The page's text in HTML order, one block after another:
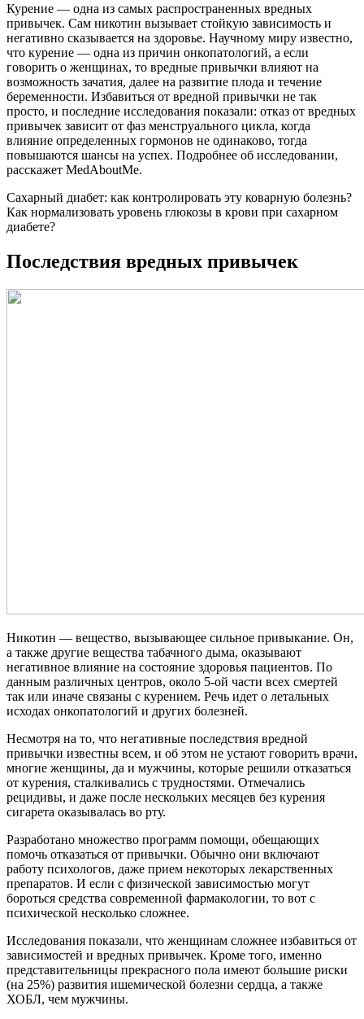
Курение — одна из самых распространенных вредных
привычек. Сам никотин вызывает стойкую зависимость и
негативно сказывается на здоровье. Научному миру известно,
что курение — одна из причин онкопатологий, а если
говорить о женщинах, то вредные привычки влияют на
возможность зачатия, далее на развитие плода и течение
беременности. Избавиться от вредной привычки не так
просто, и последние исследования показали: отказ от вредных
привычек зависит от фаз менструального цикла, когда
влияние определенных гормонов не одинаково, тогда
повышаются шансы на успех. Подробнее об исследовании,
расскажет MedAboutMe.
Сахарный диабет: как контролировать эту коварную болезнь?
Как нормализовать уровень глюкозы в крови при сахарном
диабете?
Последствия вредных привычек
Никотин — вещество, вызывающее сильное привыкание. Он,
а также другие вещества табачного дыма, оказывают
негативное влияние на состояние здоровья пациентов. По
данным различных центров, около 5-ой части всех смертей
так или иначе связаны с курением. Речь идет о летальных
исходах онкопатологий и других болезней.
Несмотря на то, что негативные последствия вредной
привычки известны всем, и об этом не устают говорить врачи,
многие женщины, да и мужчины, которые решили отказаться
от курения, сталкивались с трудностями. Отмечались
рецидивы, и даже после нескольких месяцев без курения
сигарета оказывалась во рту.
Разработано множество программ помощи, обещающих
помочь отказаться от привычки. Обычно они включают
работу психологов, даже прием некоторых лекарственных
препаратов. И если с физической зависимостью могут
бороться средства современной фармакологии, то вот с
психической несколько сложнее.
Исследования показали, что женщинам сложнее избавиться от
зависимостей и вредных привычек. Кроме того, именно
представительницы прекрасного пола имеют большие риски
(на 25%) развития ишемической болезни сердца, а также
ХОБЛ, чем мужчины.